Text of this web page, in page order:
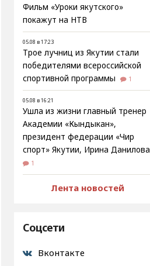
Фильм «Уроки якутского»
покажут на НТВ
05.08 в 17:23
Трое лучниц из Якутии стали
победителями всероссийской
спортивной программы
1
05.08 в 16:21
Ушла из жизни главный тренер
Академии «Кындыкан»,
президент федерации «Чир
спорт» Якутии, Ирина Данилова
1
Лента новостей
Соцсети
Вконтакте